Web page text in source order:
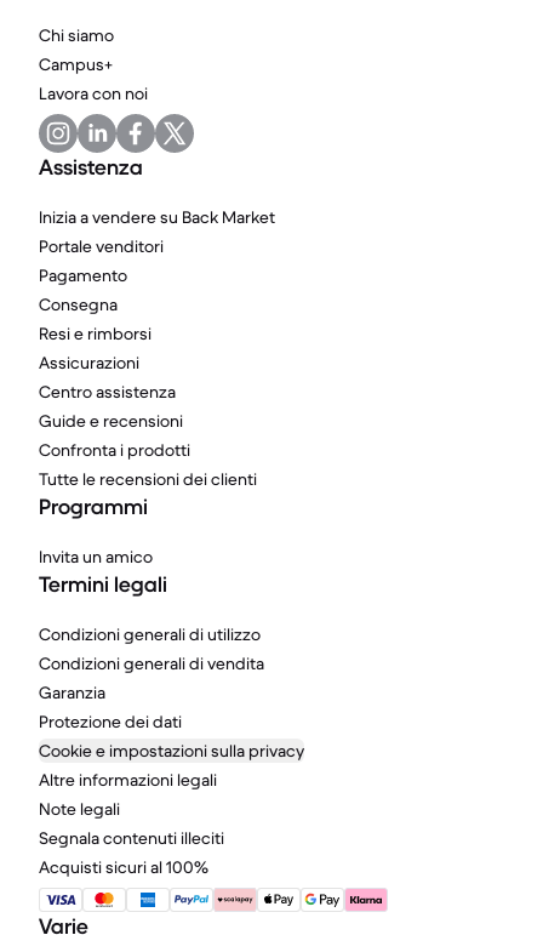
Chi siamo
Campus+
Lavora con noi
Assistenza
Inizia a vendere su Back Market
Portale venditori
Pagamento
Consegna
Resi e rimborsi
Assicurazioni
Centro assistenza
Guide e recensioni
Confronta i prodotti
Tutte le recensioni dei clienti
Programmi
Invita un amico
Termini legali
Condizioni generali di utilizzo
Condizioni generali di vendita
Garanzia
Protezione dei dati
Cookie e impostazioni sulla privacy
Altre informazioni legali
Note legali
Segnala contenuti illeciti
Acquisti sicuri al 100%
Varie